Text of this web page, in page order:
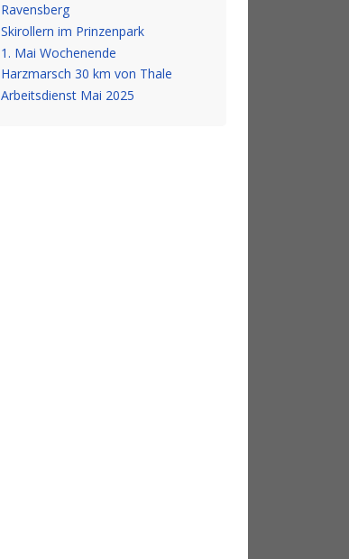
Ravensberg
Skirollern im Prinzenpark
1. Mai Wochenende
Harzmarsch 30 km von Thale
Arbeitsdienst Mai 2025